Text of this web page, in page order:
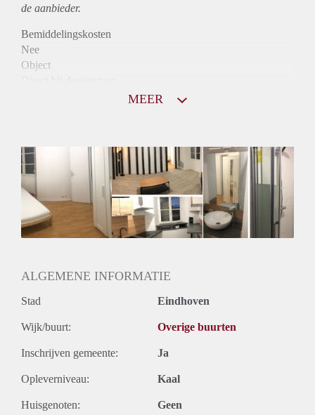
de aanbieder.
Bemiddelingskosten
Nee
Object
Huurtoeslag
Mogelijk
Inkomen eis
2,8 X De bruto huur
Huurtermijn
Onbepaalde termijn
MEER
ALGEMENE INFORMATIE
Stad Eindhoven
Wijk/buurt: Overige buurten
Inschrijven gemeente: Ja
Opleverniveau: Kaal
Huisgenoten: Geen